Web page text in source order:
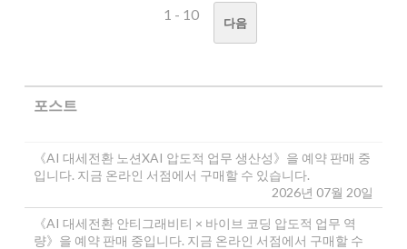
1 - 10 다음
포스트
《AI 대세전환 노션XAI 압도적 업무 생산성》을 예약 판매 중
입니다. 지금 온라인 서점에서 구매할 수 있습니다.
2026년 07월 20일
《AI 대세전환 안티그래비티 × 바이브 코딩 압도적 업무 역
량》을 예약 판매 중입니다. 지금 온라인 서점에서 구매할 수